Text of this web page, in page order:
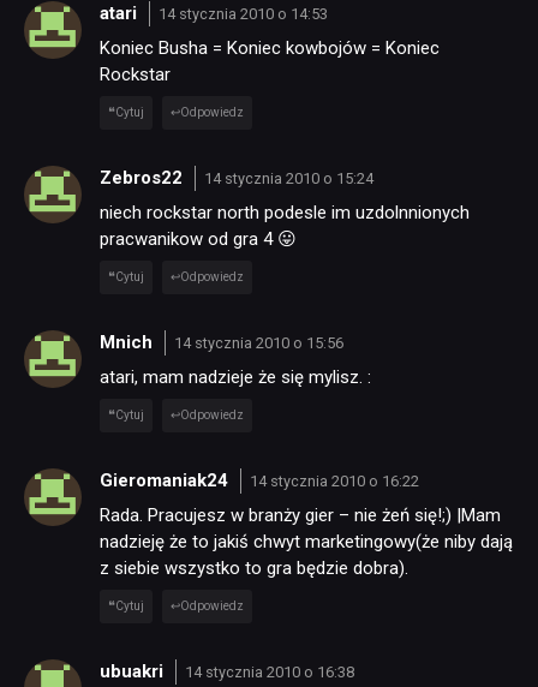
atari 14 stycznia 2010 o 14:53
Koniec Busha = Koniec kowbojów = Koniec
Rockstar
Cytuj Odpowiedz
Zebros22 14 stycznia 2010 o 15:24
niech rockstar north podesle im uzdolnnionych
pracwanikow od gra 4 😛
Cytuj Odpowiedz
Mnich 14 stycznia 2010 o 15:56
atari, mam nadzieje że się mylisz. :
Cytuj Odpowiedz
Gieromaniak24 14 stycznia 2010 o 16:22
Rada. Pracujesz w branży gier – nie żeń się!;) |Mam
nadzieję że to jakiś chwyt marketingowy(że niby dają
z siebie wszystko to gra będzie dobra).
Cytuj Odpowiedz
ubuakri 14 stycznia 2010 o 16:38